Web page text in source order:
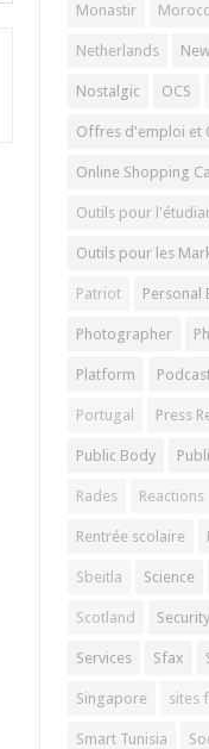
Monastir
Netherlands
Nostalgic OCS
Offres d'emploi et
Online Shopping
Outils pour
Outils pour les
Patriot Personal
Photographer
Platform
Portugal Press
Public Body
Rades Reactions
Rentrée scolaire
Sbeitla Science
Scotland Security
Services Sfax
Singapore sites
Smart Tunisia